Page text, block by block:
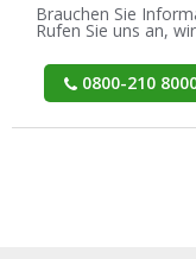
Brauchen Sie
Rufen Sie uns an,
0800-210